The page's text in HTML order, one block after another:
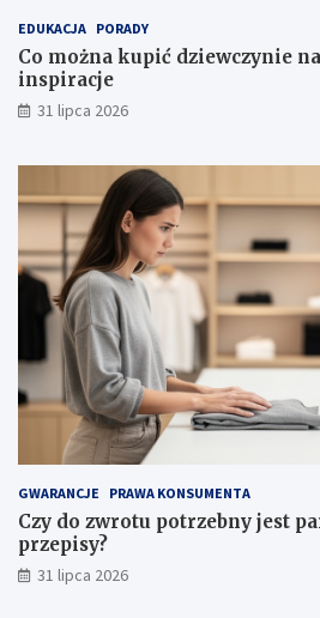
l
e
t
y
a
ś
c
i
c
i
i
e
l
ę
g
n
a
i
r
a
c
EDUKACJA PORADY
Co można kupić dziewczynie
inspiracje
31 lipca 2026
GWARANCJE PRAWA KONSUMENTA
Czy do zwrotu potrzebny jest
przepisy?
31 lipca 2026